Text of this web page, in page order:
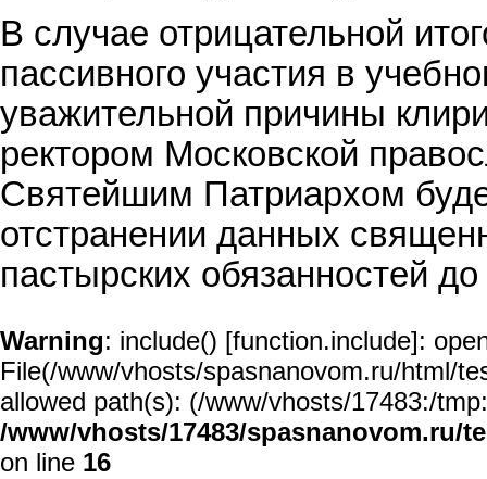
В случае отрицательной
пассивного участия в
уважительной причины
ректором Московской
Святейшим Патриархом
отстранении данных
пастырских обязанностей
Warning: include() [function.include]:
File(/www/vhosts/spasnanovom.ru/html/
allowed path(s): (/www/vhosts/17483:/
/www/vhosts/17483/spasnanovom.ru/
on line 16